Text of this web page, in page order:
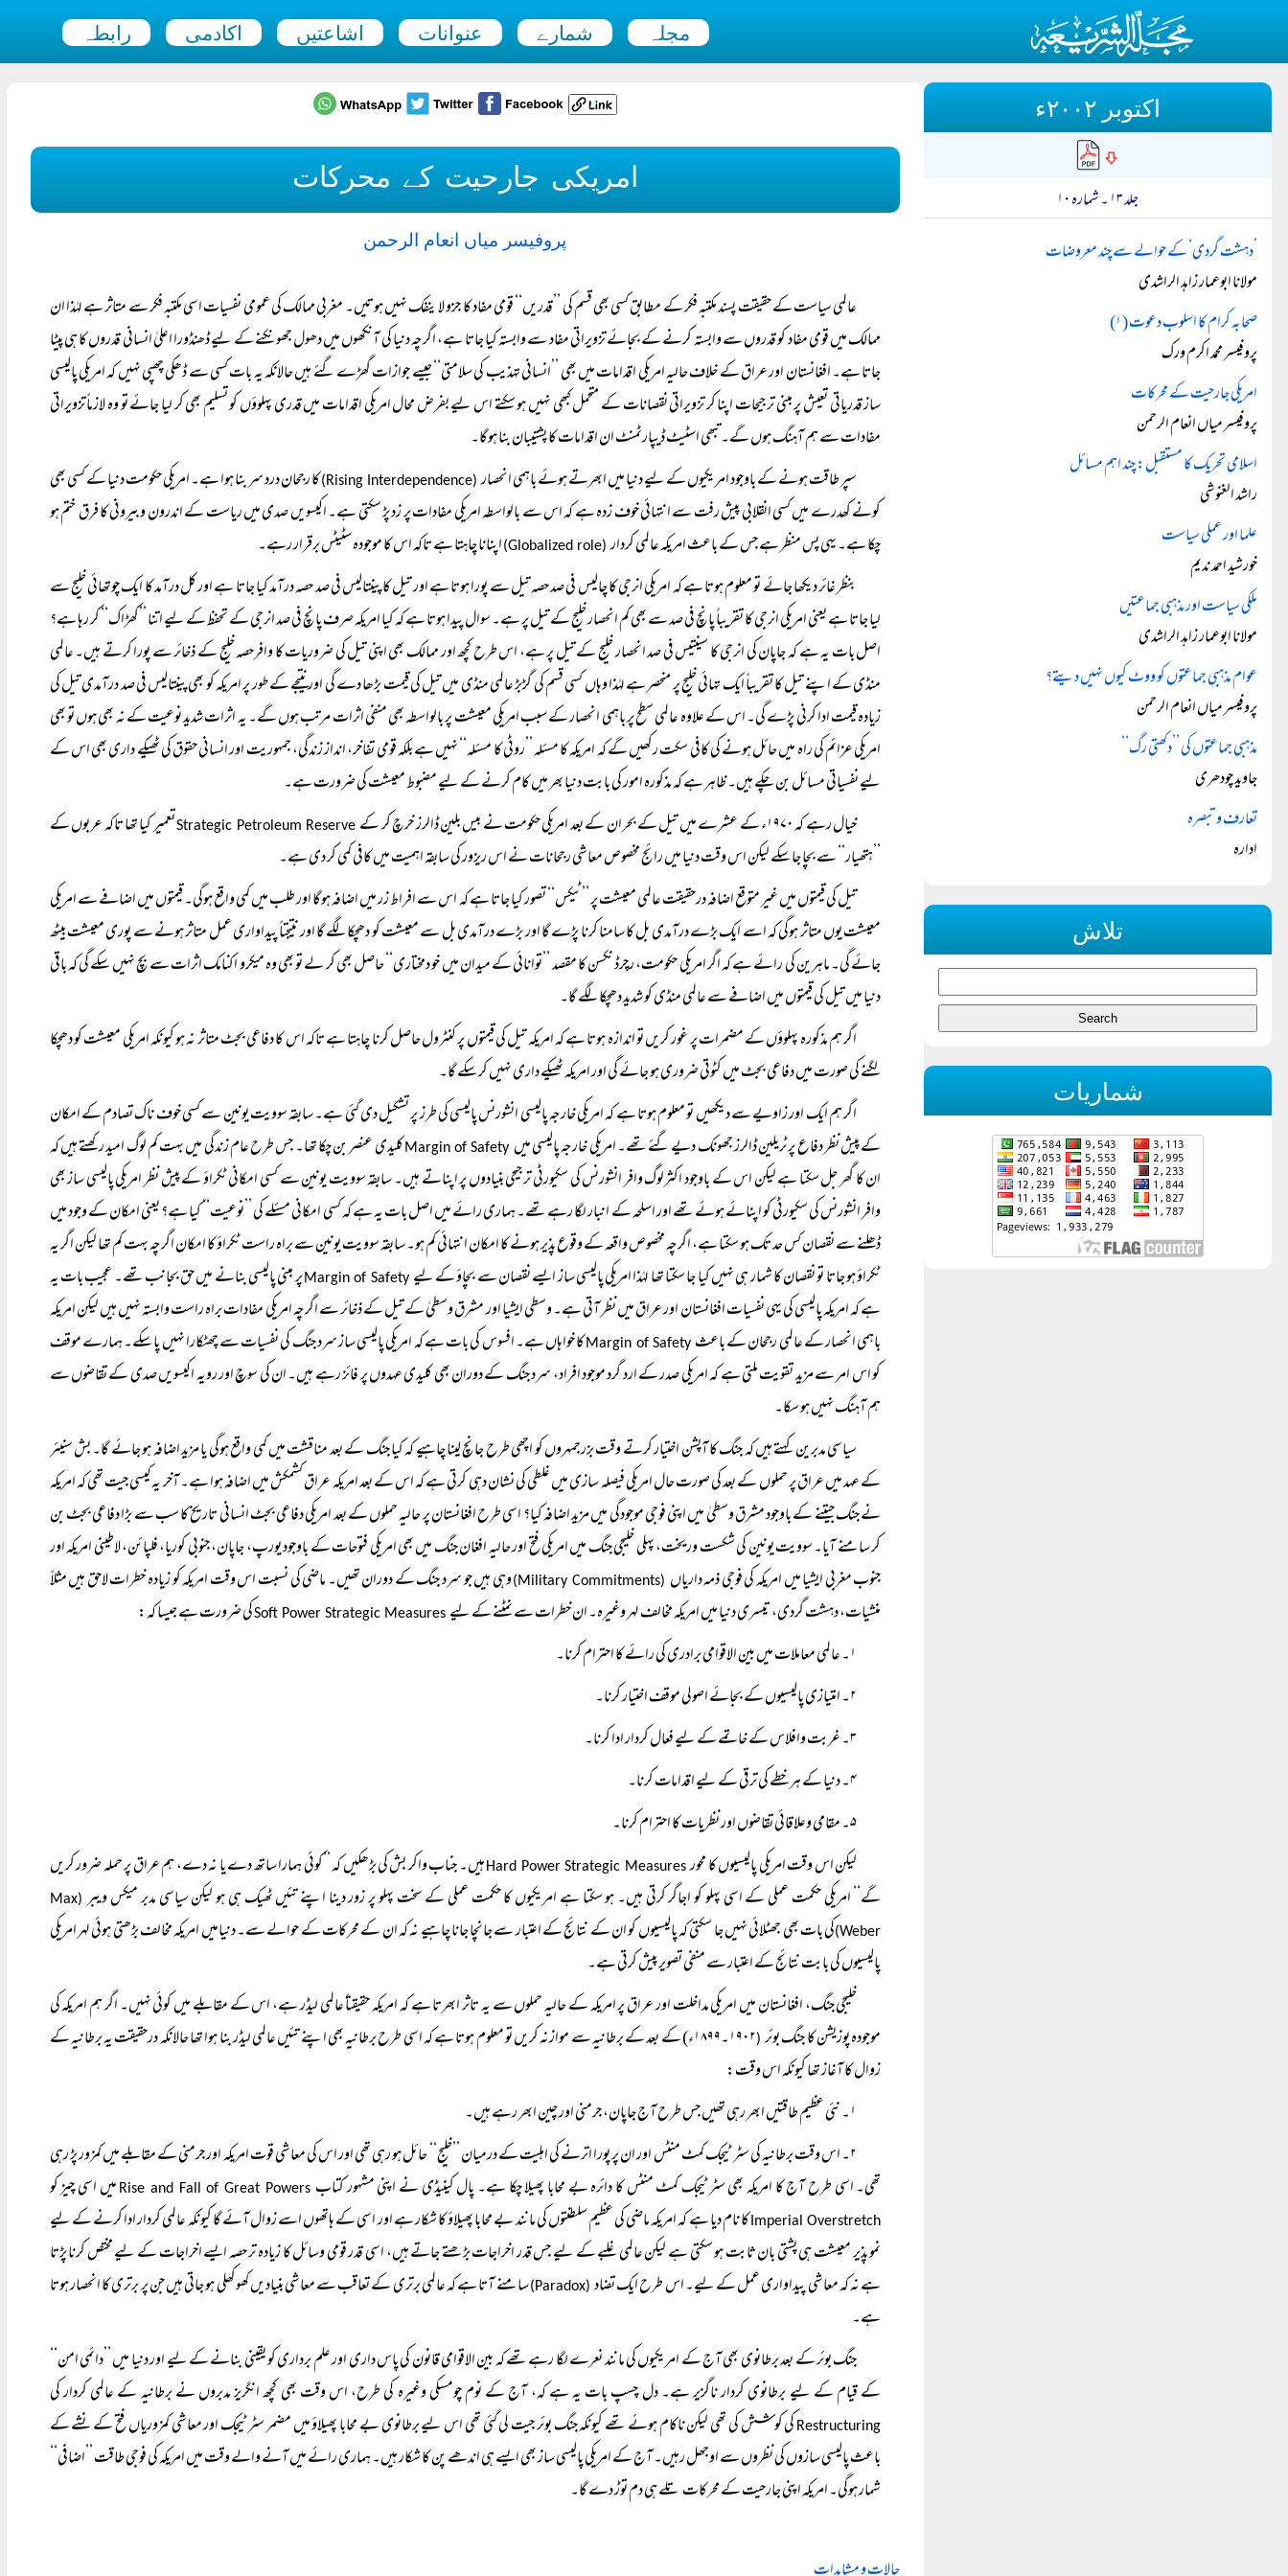
مجلہ شمارے عنوانات اشاعتیں اکادمی رابطہ
امریکی جارحیت کے محرکات
پروفیسر میاں انعام الرحمن
عالمی سیاست کے حقیقت پسند مکتبہ فکر کے مطابق کسی بھی قسم کی ’’قدریں‘‘ قومی مفاد کا جزو لا ینفک نہیں ہوتیں۔ مغربی ممالک کی عمومی نفسیات اسی مکتبہ فکر سے متاثر ہے لہٰذا ان
ممالک میں قومی مفاد کو قدروں سے وابستہ کرنے کے بجائے تزویراتی مفاد سے وابستہ کیا جاتا ہے، اگرچہ دنیا کی آنکھوں میں دھول جھونکنے کے لیے ڈھنڈورا اعلیٰ انسانی قدروں کا ہی پیٹا
جاتا ہے۔ افغانستان اور عراق کے خلاف حالیہ امریکی اقدامات میں بھی ’’انسانی تہذیب کی سلامتی‘‘ جیسے جوازات گھڑے گئے ہیں حالانکہ یہ بات کسی سے ڈھکی چھپی نہیں کہ امریکی پالیسی
ساز قدریاتی تعیش پر مبنی ترجیحات اپنا کر تزویراتی نقصانات کے متحمل کبھی نہیں ہو سکتے اس لیے بفرض محال امریکی اقدامات میں قدری پہلوؤں کو تسلیم بھی کر لیا جائے تو وہ لازماً تزویراتی
مفادات سے ہم آہنگ ہوں گے۔ تبھی اسٹیٹ ڈیپارٹمنٹ ان اقدامات کا پشتیبان بنا ہوگا۔
سپر طاقت ہونے کے باوجود امریکیوں کے لیے دنیا میں ابھرتے ہوئے باہمی انحصار(Rising Interdependence)
کا رجحان درد سر بنا ہوا ہے۔ امریکی حکومت دنیا کے کسی بھی
کونے کھدرے میں کسی انقلابی پیش رفت سے انتہائی خوف زدہ ہے کہ اس سے بالواسطہ امریکی مفادات پر زد پڑ سکتی ہے۔ اکیسویں صدی میں ریاست کے اندرون وبیرونی کا فرق ختم ہو
چکا ہے۔ یہی پس منظر ہے جس کے باعث امریکہ عالمی کردار(Globalized role)
اپنانا چاہتا ہے تاکہ اس کا موجودہ سٹیٹس برقرار رہے۔
بنظر غائر دیکھا جائے تو معلوم ہوتا ہے کہ امریکی انرجی کا چالیس فی صد حصہ تیل سے پورا ہوتا ہے اور تیل کا پینتالیس فی صد حصہ درآمد کیا جاتا ہے اور کل درآمد کا ایک چوتھائی خلیج سے
لیا جاتا ہے یعنی امریکی انرجی کا تقریباً پانچ فی صد سے بھی کم انحصار خلیج کے تیل پر ہے۔ سوال پیدا ہوتا ہے کہ کیا امریکہ صرف پانچ فی صد انرجی کے تحفظ کے لیے اتنا ’’کھڑاک‘‘ کر رہا ہے؟
اصل بات یہ ہے کہ جاپان کی انرجی کا سینتیس فی صد انحصار خلیج کے تیل پر ہے، اس طرح کچھ اور ممالک بھی اپنی تیل کی ضروریات کا وافرحصہ خلیج کے ذخائر سے پورا کرتے ہیں۔ عالمی
منڈی کے اپنے تیل کا تقریباً ایک تہائی خلیج پر منحصر ہے لہٰذا وہاں کسی قسم کی گڑبڑ عالمی منڈی میں تیل کی قیمت بڑھا دے گی اور نتیجے کے طور پر امریکہ کو بھی پینتالیس فی صد درآمدی تیل کی
زیادہ قیمت ادا کرنی پڑے گی۔ اس کے علاوہ عالمی سطح پر باہمی انحصار کے سبب امریکی معیشت پر بالواسطہ بھی منفی اثرات مرتب ہوں گے۔ یہ اثرات شدید نوعیت کے نہ بھی ہوں تو بھی
امریکی عزائم کی راہ میں حائل ہونے کی کافی سکت رکھیں گے کہ امریکہ کا مسئلہ ’’روٹی کا مسئلہ‘‘ نہیں ہے بلکہ قومی تفاخر، انداز زندگی، جمہوریت اور انسانی حقوق کی ٹھیکے داری بھی اس کے
لیے نفسیاتی مسائل بن چکے ہیں۔ ظاہر ہے کہ مذکورہ امور کی بابت دنیا بھر میں کام کرنے کے لیے مضبوط معیشت کی ضرورت ہے۔
خیال رہے کہ ۱۹۷۰ء کے عشرے میں تیل کے بحران کے بعد امریکی حکومت نے بیس بلین ڈالرز خرچ کر کے
Strategic Petroleum Reserve
تعمیر کیا تھا تاکہ عربوں کے
’’ہتھیار‘‘ سے بچا جا سکے لیکن اس وقت دنیا میں رائج مخصوص معاشی رجحانات نے اس ریزور کی سابقہ اہمیت میں کافی کمی کر دی ہے۔
تیل کی قیمتوں میں غیر متوقع اضافہ درحقیقت عالمی معیشت پر ’’ٹیکس‘‘ تصور کیا جاتا ہے کہ اس سے افراط زر میں اضافہ ہوگا اور طلب میں کمی واقع ہوگی۔ قیمتوں میں اضافے سے امریکی
معیشت یوں متاثر ہوگی کہ اسے ایک بڑے درآمدی بل کا سامنا کرنا پڑے گا اور بڑے درآمدی بل سے معیشت کو دھچکا لگے گا اور نتیجتاً پیداواری عمل متاثر ہونے سے پوری معیشت بیٹھ
جائے گی۔ ماہرین کی رائے ہے کہ اگر امریکی حکومت، رچرڈ نکسن کا مقصد ’’توانائی کے میدان میں خو دمختاری‘‘ حاصل بھی کر لے تو بھی وہ میکرو اکنامک اثرات سے بچ نہیں سکے گی کہ باقی
دنیا میں تیل کی قیمتوں میں اضافے سے عالمی منڈی کو شدید دھچکا لگے گا۔
اگر ہم مذکورہ پہلوؤں کے مضمرات پر غور کریں تو اندازہ ہوتا ہے کہ امریکہ تیل کی قیمتوں پر کنٹرول حاصل کرنا چاہتا ہے تاکہ اس کا دفاعی بجٹ متاثر نہ ہو کیونکہ امریکی معیشت کو دھچکا
لگنے کی صورت میں دفاعی بجٹ میں کٹوتی ضروری ہو جائے گی اور امریکہ ٹھیکے داری نہیں کر سکے گا۔
اگر ہم ایک اور زاویے سے دیکھیں تو معلوم ہوتا ہے کہ امریکی خارجہ پالیسی انشورنس پالیسی کی طرز پر تشکیل دی گئی ہے۔ سابقہ سوویت یونین سے کسی خوف ناک تصادم کے امکان
کے پیش نظر دفاع پر ٹریلین ڈالرز جھونک دیے گئے تھے۔ امریکی خارجہ پالیسی میں
کلیدی عنصر بن چکا تھا۔ جس طرح عام زندگی میں بہت کم لوگ امید رکھتے ہیں کہ
ان کا گھر جل سکتا ہے لیکن اس کے باوجود اکثرلوگ وافر انشورنس کی سکیورٹی ترجیحی بنیادوں پر اپناتے ہیں۔ سابقہ سوویت یونین سے کسی امکانی ٹکراؤ کے پیش نظر امریکی پالیسی ساز بھی
وافر انشورنس کی سکیورٹی کو اپنائے ہوئے تھے اور اسلحہ کے انبار لگا رہے تھے۔ ہماری رائے میں اصل بات یہ ہے کہ کسی امکانی مسئلے کی ’’نوعیت‘‘ کیا ہے؟ یعنی امکان کے وجود میں
ڈھلنے سے نقصان کس حد تک ہو سکتا ہے، اگرچہ مخصوص واقعہ کے وقوع پذیر ہونے کا امکان انتہائی کم ہو۔ سابقہ سوویت یونین سے براہ راست ٹکراؤ کا امکان اگرچہ بہت کم تھا لیکن اگر یہ
ٹکراؤ ہو جاتا تو نقصان کا شمار ہی نہیں کیا جا سکتا تھا لہٰذا امریکی پالیسی ساز ایسے نقصان سے بچاؤ کے لیے Margin of Safety
پر مبنی پالیسی بنانے میں حق بجانب تھے۔ عجیب بات یہ
ہے کہ امریکہ پالیسی کی یہی نفسیات افغانستان اور عراق میں نظر آتی ہے۔ وسطی ایشیا اور مشرق وسطیٰ کے تیل کے ذخائر سے اگرچہ امریکی مفادات براہ راست وابستہ نہیں ہیں لیکن امریکہ
باہمی انحصار کے عالمی رجحان کے باعث Margin of Safety
کا خواہاں ہے۔ افسوس کی بات ہے کہ امریکی پالیسی ساز سرد جنگ کی نفسیات سے چھٹکارا نہیں پا سکے۔ ہمارے موقف
کو اس امر سے مزید تقویت ملتی ہے کہ امریکی صدر کے ارد گرد موجود افراد، سرد جنگ کے دوران بھی کلیدی عہدوں پر فائز رہے ہیں۔ ان کی سوچ اور رویہ اکیسویں صدی کے تقاضوں سے
ہم آہنگ نہیں ہو سکا۔
سیاسی مدبرین کہتے ہیں کہ جنگ کا آپشن اختیار کرتے وقت بزرجمہروں کو اچھی طرح جانچ لینا چاہیے کہ کیا جنگ کے بعد مناقشت میں کمی واقع ہوگی یا مزید اضافہ ہو جائے گا۔ بش سنیئر
کے عہد میں عراق پر حملوں کے بعد کی صورت حال امریکی فیصلہ سازی میں غلطی کی نشان دہی کرتی ہے کہ اس کے بعد امریکہ عراق کشمکش میں اضافہ ہوا ہے۔ آخر یہ کیسی جیت تھی کہ امریکہ
نے جنگ جیتنے کے باوجود مشرق وسطیٰ میں اپنی فوجی موجودگی میں مزید اضافہ کیا؟ اسی طرح افغانستان پر حالیہ حملوں کے بعد امریکی دفاعی بجٹ انسانی تاریخ کا سب سے بڑا دفاعی بجٹ بن
کر سامنے آیا۔ سوویت یونین کی شکست وریخت، پہلی خلیجی جنگ میں امریکی فتح اور حالیہ افغان جنگ میں بھی امریکی فتوحات کے باوجود یورپ، جاپان، جنوبی کوریا، فلپائن، لاطینی امریکہ اور
جنوب مغربی ایشیا میں امریکہ کی فوجی ذمہ داریاں (Military Commitments)
وہی ہیں جو سرد جنگ کے دوران تھیں۔ ماضی کی نسبت اس وقت امریکہ کو زیادہ خطرات لاحق ہیں مثلاً
منشیات، دہشت گردی، تیسری دنیا میں امریکہ مخالف لہر وغیرہ۔ ان خطرات سے نمٹنے کے لیے
کی ضرورت ہے جیسا کہ:
۱۔ عالمی معاملات میں بین الاقوامی برادری کی رائے کا احترام کرنا۔
۲۔ امتیازی پالیسیوں کے بجائے اصولی موقف اختیار کرنا۔
۳۔ غربت وافلاس کے خاتمے کے لیے فعال کردار ادا کرنا۔
۴۔ دنیا کے ہر خطے کی ترقی کے لیے اقدامات کرنا۔
۵۔ مقامی وعلاقائی تقاضوں اور نظریات کا احترام کرنا۔
لیکن اس وقت امریکی پالیسیوں کا محورHard Power Strategic Measures
ہیں۔ جناب واکر بش کی بڑھکیں کہ ’’کوئی ہمارا ساتھ دے یا نہ دے، ہم عراق پر حملہ ضرور کریں
گے‘‘ امریکی حکمت عملی کے اسی پہلو کو اجاگر کرتی ہیں۔ ہو سکتا ہے امریکیوں کا حکمت عملی کے سخت پہلو پر زور دینا اپنے تئیں ٹھیک ہی ہو لیکن سیاسی مدبر میکس ویبر
(Max
Weber) کی بات بھی جھٹلائی نہیں جا سکتی کہ پالیسیوں کو ان کے نتائج کے اعتبار سے جانچا جانا چاہیے نہ کہ ان کے محرکات کے حوالے سے۔ دنیامیں امریکہ مخالف بڑھتی ہوئی لہر امریکی
پالیسیوں کی بابت نتائج کے اعتبار سے منفی تصویر پیش کرتی ہے۔
خلیجی جنگ، افغانستان میں امریکی مداخلت اور عراق پر امریکہ کے حالیہ حملوں سے یہ تاثر ابھرتا ہے کہ امریکہ حقیقتاً عالمی لیڈر ہے، اس کے مقابلے میں کوئی نہیں۔ اگر ہم امریکہ کی
موجودہ پوزیشن کا جنگ بوئر(
۱۹۰۲۔۱۸۹۹ء) کے بعد کے برطانیہ سے موازنہ کریں تو معلوم ہوتا ہے کہ اسی طرح برطانیہ بھی اپنے تئیں عالمی لیڈر بنا ہوا تھا حالانکہ درحقیقت یہ برطانیہ کے
زوال کا آغاز تھا کیونکہ اس وقت:
۱۔ نئی عظیم طاقتیں ابھر رہی تھیں جس طرح آج جاپان، جرمنی اور چین ابھر رہے ہیں۔
۲۔ اس وقت برطانیہ کی سٹرٹیجک کمٹ منٹس اور ان پر پورا اترنے کی اہلیت کے درمیان ’’خلیج‘‘ حائل ہو رہی تھی اور اس کی معاشی قوت امریکہ اور جرمنی کے مقابلے میں کمزور پڑ رہی
تھی۔ اسی طرح آج کا امریکہ بھی سٹرٹیجک کمٹ منٹس کا دائرہ بے محابا پھیلا چکا ہے۔ پال کینیڈی نے اپنی مشہور کتاب Rise and Fall of Great Powers میں اسی چیز کو
Imperial Overstretch کا نام دیا ہے کہ امریکہ ماضی کی عظیم سلطنتوں کی مانند بے محابا پھیلاؤ کا شکار ہے اور اسی کے ہاتھوں اسے زوال آئے گا کیونکہ عالمی کردار ادا کرنے کے لیے
نمو پذیر معیشت ہی پشتی بان ثابت ہو سکتی ہے لیکن عالمی غلبے کے لیے جس قدر اخراجات بڑھتے جاتے ہیں، اسی قدر قومی وسائل کا زیادہ تر حصہ ایسے اخراجات کے لیے مختص کرنا پڑتا
ہے نہ کہ معاشی پیداواری عمل کے لیے۔ اس طرح ایک تضاد(Paradox)
سامنے آتا ہے کہ عالمی برتری کے تعاقب سے معاشی بنیادیں کھوکھلی ہو جاتی ہیں جن پر برتری کا انحصار ہوتا
ہے۔
جنگ بوئر کے بعد برطانوی بھی آج کے امریکیوں کی مانند نعرے لگا رہے تھے کہ بین الاقوامی قانون کی پاس داری اور علم برداری کو یقینی بنانے کے لیے اور دنیا میں ’’دائمی امن‘‘
کے قیام کے لیے برطانوی کردار ناگزیر ہے۔ دل چسپ بات یہ ہے کہ، آج کے نوم چومسکی وغیرہ کی طرح، اس وقت بھی کچھ انگریز مدبروں نے برطانیہ کے عالمی کردار کی
Restructuring کی کوشش کی تھی لیکن ناکام ہوئے تھے کیونکہ جنگ بوئر جیت لی گئی تھی اس لیے برطانوی بے محابا پھیلاؤ میں مضمر سٹرٹیجک اور معاشی کمزوریاں فتح کے نشے کے
باعث پالیسی سازوں کی نظروں سے اوجھل رہیں۔ آج کے امریکی پالیسی ساز بھی ایسے ہی اندھے پن کا شکار ہیں۔ ہماری رائے میں آنے والے وقت میں امریکہ کی فوجی طاقت ’’اضافی‘‘
شمار ہوگی۔ امریکہ اپنی جارحیت کے محرکات تلے ہی دم توڑ دے گا۔
اکتوبر ۲۰۰۲ء
جلد ۱۳ ۔ شمارہ ۱۰
’دہشت گردی‘ کے حوالے سے چند معروضات
مولانا ابوعمار زاہد الراشدی
صحابہ کرام کا اسلوب دعوت (۱)
پروفیسر محمد اکرم ورک
امریکی جارحیت کے محرکات
پروفیسر میاں انعام الرحمن
اسلامی تحریک کا مستقبل: چند اہم مسائل
راشد الغنوشی
علما اور عملی سیاست
خورشید احمد ندیم
ملکی سیاست اور مذہبی جماعتیں
مولانا ابوعمار زاہد الراشدی
عوام مذہبی جماعتوں کو ووٹ کیوں نہیں دیتے؟
پروفیسر میاں انعام الرحمن
مذہبی جماعتوں کی ’’دکھتی رگ‘‘
جاوید چودھری
تعارف و تبصرہ
ادارہ
تلاش
شماریات